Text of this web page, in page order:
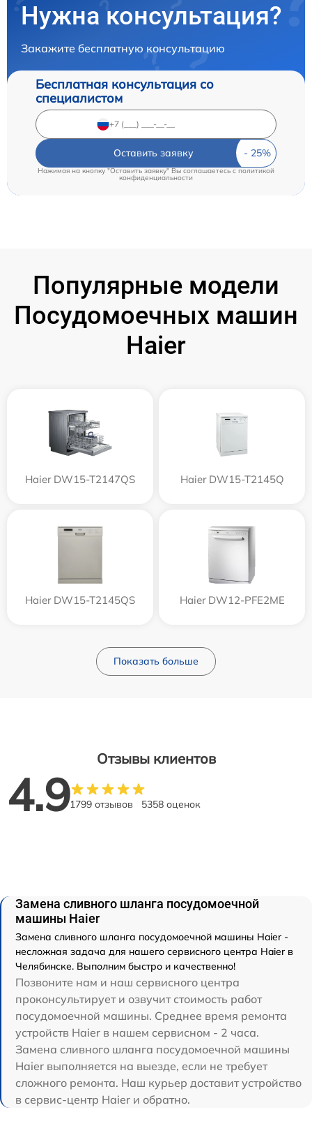
Нужна консультация?
Закажите бесплатную консультацию
Бесплатная консультация со
специалистом
Оставить заявку
Нажимая на кнопку "Оставить заявку" Вы соглашаетесь cполитикой
конфиденциальности
Популярные модели
Посудомоечных машин
Haier
Haier DW15-T2147QS Haier DW15-T2145Q
Haier DW15-T2145QS Haier DW12-PFE2ME
Показать больше
Отзывы клиентов
4.91799 отзывов 5358 оценок
Замена сливного шланга посудомоечной
машины Haier
Замена сливного шланга посудомоечной машины Haier -
несложная задача для нашего сервисного центра Haier в
Челябинске. Выполним быстро и качественно!
Позвоните нам и наш сервисного центра
проконсультирует и озвучит стоимость работ
посудомоечной машины. Среднее время ремонта
устройств Haier в нашем сервисном - 2 часа.
Замена сливного шланга посудомоечной машины
Haier выполняется на выезде, если не требует
сложного ремонта. Наш курьер доставит устройство
в сервис-центр Haier и обратно.